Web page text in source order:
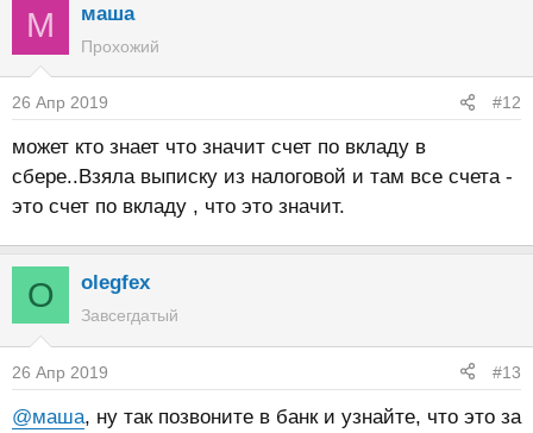
М маша
Прохожий
26 Апр 2019 #12
может кто знает что значит счет по вкладу в
сбере..Взяла выписку из налоговой и там все счета -
это счет по вкладу , что это значит.
O olegfex
Завсегдатый
26 Апр 2019 #13
@маша, ну так позвоните в банк и узнайте, что это за